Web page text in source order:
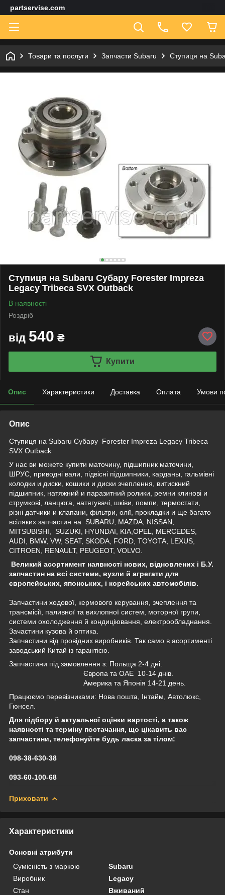
partservise.com
Товари та послуги Запчасти Subaru Ступиця на
Ступиця на Subaru Субару Forester Impreza
Legacy Tribeca SVX Outback
В наявності
Роздріб
від 540 ₴
Купити
Опис Характеристики Доставка Оплата Умови
Опис
Ступиця на Subaru Субару Forester Impreza Legacy Tribeca
SVX Outback
У нас ви можете купити маточину, підшипник маточини
ШРУС приводні вали підвісні підшипники карданы
гальмівні
колодки и диски кошики и диски зчеплення
витискний
підшипник натяжний и паразитний ролики ремни клинові и
струмкові ланцюга натягувачі шківи помпи термостати
різні датчики и клапани фільтри олії прокладки и ще багато
всіляких запчастин на SUBARU, MAZDA, NISSAN,
MITSUBISHI, SUZUKI, HYUNDAI, KIA,OPEL, MERCEDES,
AUDI, BMW, VW, SEAT, SKODA, FORD, TOYOTA, LEXUS,
CITROEN, RENAULT, PEUGEOT, VOLVO.
Великий асортимент наявності нових, відновлених і Б.У.
запчастин на всі системи, вузли й агрегати для
європейських, японських, і корейських автомобілів.
Запчастини ходової, кермового керування, зчеплення та
трансмісії, паливної та вихлопної систем, моторної групи,
системи охолодження й кондиціювання, електрообладнання.
Зачастини кузова й оптика.
Запчастини від провідних виробників. Так само в асортименті
заводський Китай із гарантією.
Запчастини під замовлення з: Польща 2-4 дні.
Європа та ОАЕ 10-14 днів.
Америка та Японія 14-21 день.
Працюємо перевізниками: Нова пошта, Інтайм, Автолюкс,
Гюнсел.
Для підбору й актуальної оцінки вартості, а також
наявності та терміну постачання, що цікавить вас
запчастини, телефонуйте будь ласка за тілом:
098-38-630-38
093-60-100-68
Приховати
Характеристики
Основні атрибути
Сумісність з маркою
Subaru
Виробник
Legacy
Стан
Вживаний